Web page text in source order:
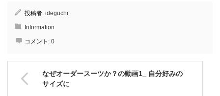
投稿者: ideguchi
Information
コメント: 0
なぜオーダースーツか？の動画1_ 自分好みの
サイズに